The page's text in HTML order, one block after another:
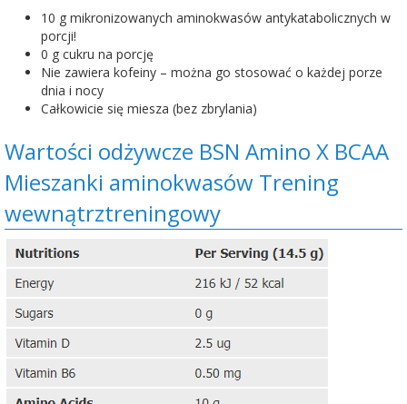
10 g mikronizowanych aminokwasów antykatabolicznych w
porcji!
0 g cukru na porcję
Nie zawiera kofeiny – można go stosować o każdej porze
dnia i nocy
Całkowicie się miesza (bez zbrylania)
Wartości odżywcze BSN Amino X BCAA
Mieszanki aminokwasów Trening
wewnątrztreningowy